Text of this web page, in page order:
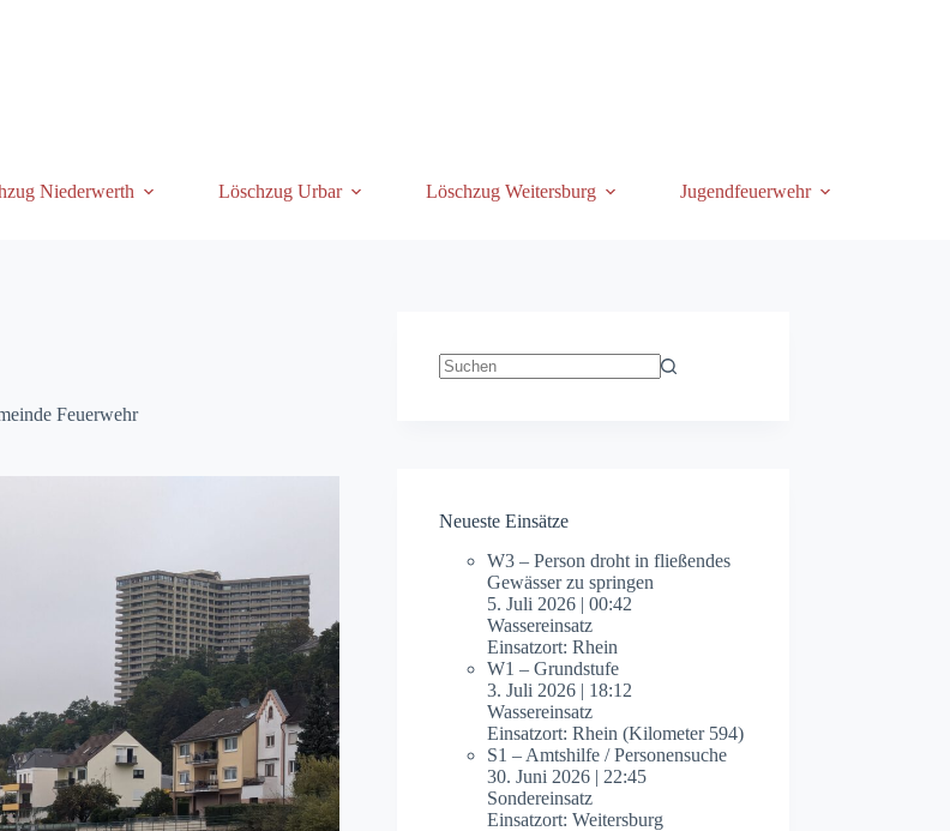
Niederwerth Löschzug Urbar Löschzug Weitersburg Jugendfeuerwehr
Feuerwehr
Neueste Einsätze
W3 – Person droht in fließendes
Gewässer zu springen
5. Juli 2026 |00:42
Wassereinsatz
Einsatzort: Rhein
W1 – Grundstufe
3. Juli 2026 | 18:12
Wassereinsatz
Einsatzort: Rhein (Kilometer 594)
S1 – Amtshilfe / Personensuche
30. Juni 2026 | 22:45
Sondereinsatz
Einsatzort: Weitersburg